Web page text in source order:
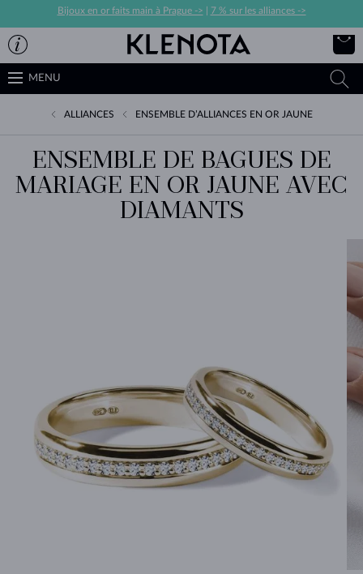
Bijoux en or faits main à Prague -> 7 % sur les alliances ->
MENU
ALLIANCES ENSEMBLE D’ALLIANCES EN OR JAUNE
ENSEMBLE DE BAGUES DE
MARIAGE EN OR JAUNE AVEC
DIAMANTS